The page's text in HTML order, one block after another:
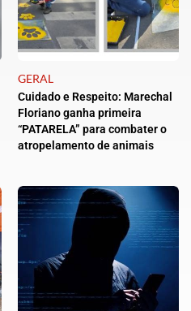
GERAL
Cuidado e Respeito: Marechal
Floriano ganha primeira
“PATARELA” para combater o
atropelamento de animais